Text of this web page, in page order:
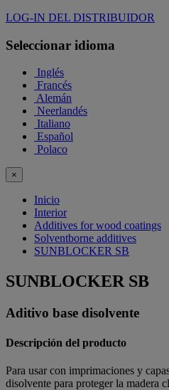
LOG-IN DEL DISTRIBUIDOR
Seleccionar idioma
Inglés
Francés
Alemán
Neerlandés
Italiano
Español
Polaco
×
Inicio
Interior
Additives for wood coatings
Solventborne additives
SUNBLOCKER SB
SUNBLOCKER SB
Aditivo base disolvente
Descripción del producto
Para usar con imprimaciones y
disolvente para proteger la madera